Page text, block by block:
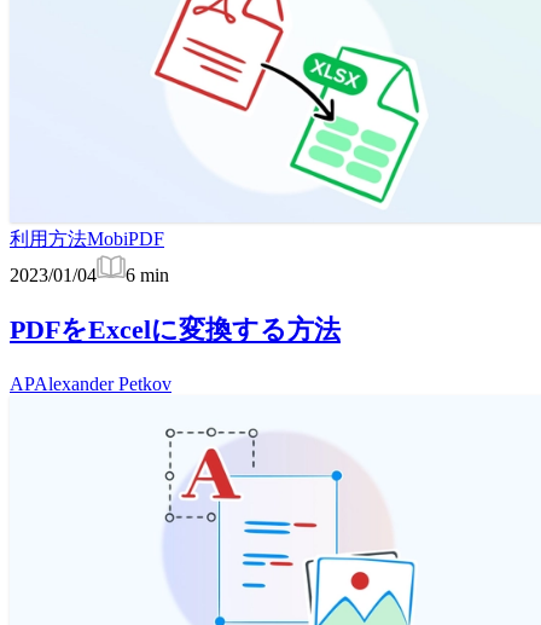
利用方法MobiPDF
2023/01/04
6 min
PDFをExcelに変換する方法
APAlexander Petkov